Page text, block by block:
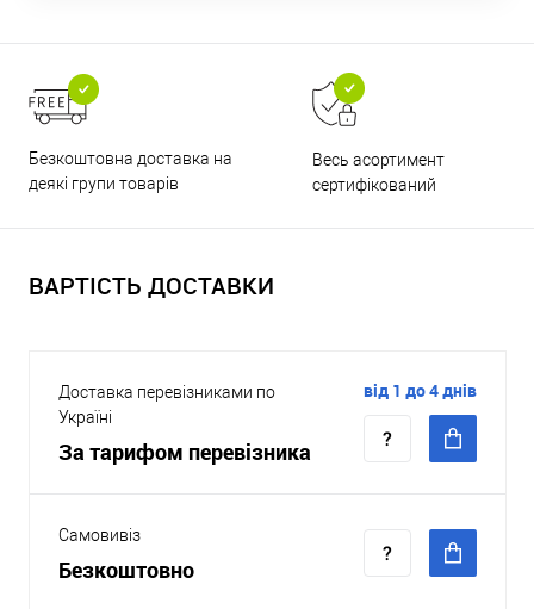
Безкоштовна доставка на
деякі групи товарів
Весь асортимент
сертифікований
ВАРТІСТЬ ДОСТАВКИ
Доставка перевізниками по
Україні
За тарифом перевізника
від 1 до 4 днів
Самовивіз
Безкоштовно